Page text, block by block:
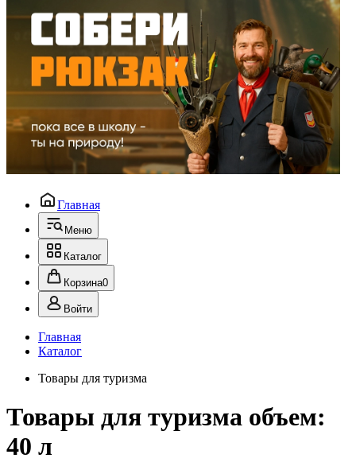
Главная
Меню
Каталог
Корзина0
Войти
Главная
Каталог
Товары для туризма
Товары для туризма объем:
40 л